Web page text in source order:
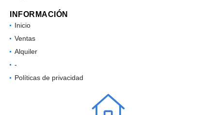
INFORMACIÓN
Inicio
Ventas
Alquiler
-
Políticas de privacidad